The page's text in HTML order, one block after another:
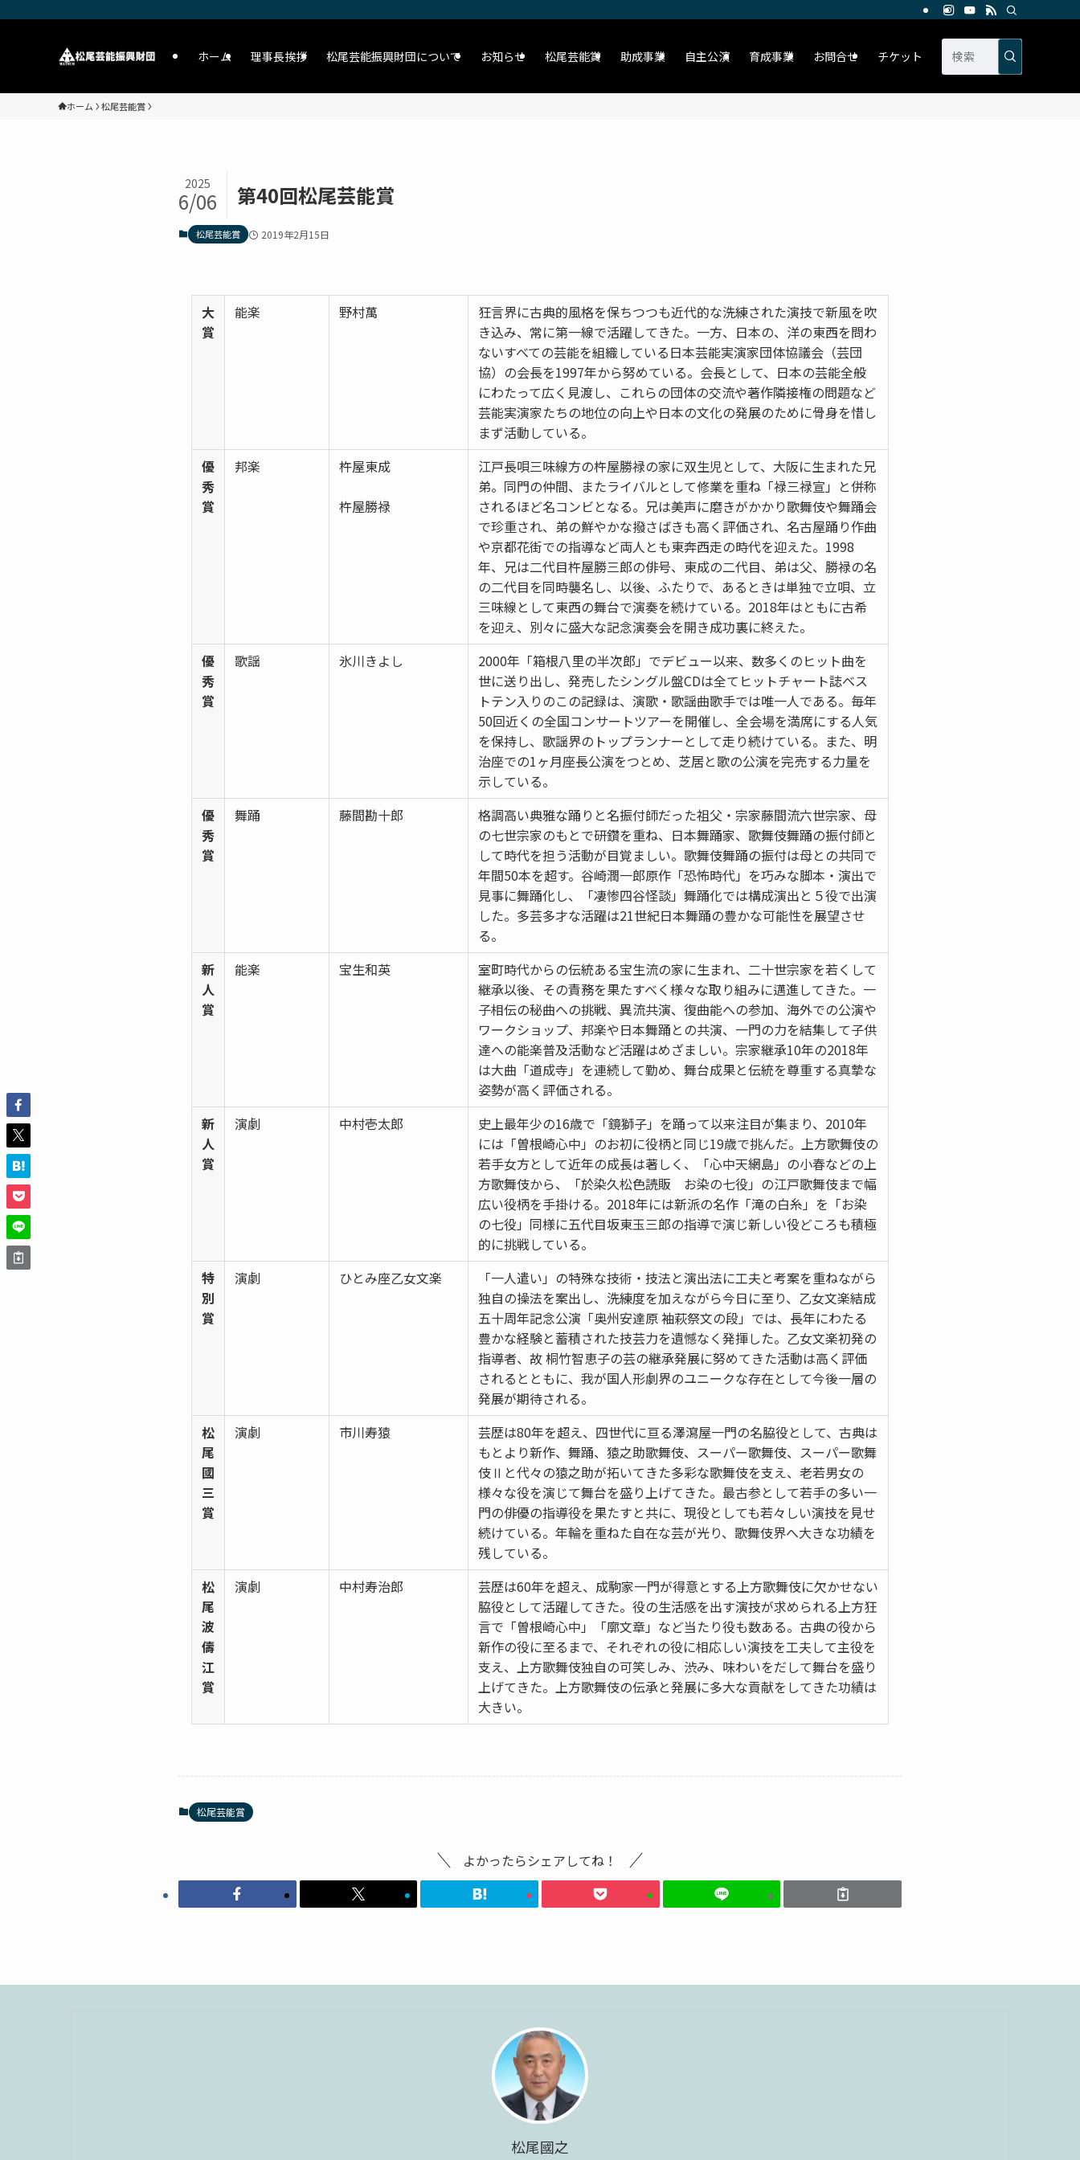
ホーム 理事長挨拶 松尾芸能振興財団について お知らせ 松尾芸能賞 助成事業 自主公演 育成事業 お問合せ チケット
ホーム 松尾芸能賞
第40回松尾芸能賞
2025
6/06
松尾芸能賞 2019年2月15日
大
賞
能楽 野村萬
狂言界に古典的風格を保ちつつも近代的な洗練された演技で新風を吹
き込み、常に第一線で活躍してきた。一方、日本の、洋の東西を問わ
ないすべての芸能を組織している日本芸能実演家団体協議会（芸団
協）の会長を1997年から努めている。会長として、日本の芸能全般
にわたって広く見渡し、これらの団体の交流や著作隣接権の問題など
芸能実演家たちの地位の向上や日本の文化の発展のために骨身を惜し
まず活動している。
優
秀
賞
邦楽 杵屋東成
杵屋勝禄
江戸長唄三味線方の杵屋勝禄の家に双生児として、大阪に生まれた兄
弟。同門の仲間、またライバルとして修業を重ね「禄三禄宣」と併称
されるほど名コンビとなる。兄は美声に磨きがかかり歌舞伎や舞踊会
で珍重され、弟の鮮やかな撥さばきも高く評価され、名古屋踊り作曲
や京都花街での指導など両人とも東奔西走の時代を迎えた。1998
年、兄は二代目杵屋勝三郎の俳号、東成の二代目、弟は父、勝禄の名
の二代目を同時襲名し、以後、ふたりで、あるときは単独で立唄、立
三味線として東西の舞台で演奏を続けている。2018年はともに古希
を迎え、別々に盛大な記念演奏会を開き成功裏に終えた。
優
秀
賞
歌謡 氷川きよし
2000年「箱根八里の半次郎」でデビュー以来、数多くのヒット曲を
世に送り出し、発売したシングル盤CDは全てヒットチャート誌ベス
トテン入りのこの記録は、演歌・歌謡曲歌手では唯一人である。毎年
50回近くの全国コンサートツアーを開催し、全会場を満席にする人気
を保持し、歌謡界のトップランナーとして走り続けている。また、明
治座での1ヶ月座長公演をつとめ、芝居と歌の公演を完売する力量を
示している。
優
秀
賞
舞踊 藤間勘十郎
格調高い典雅な踊りと名振付師だった祖父・宗家藤間流六世宗家、母
の七世宗家のもとで研鑽を重ね、日本舞踊家、歌舞伎舞踊の振付師と
して時代を担う活動が目覚ましい。歌舞伎舞踊の振付は母との共同で
年間50本を超す。谷崎潤一郎原作「恐怖時代」を巧みな脚本・演出で
見事に舞踊化し、「凄惨四谷怪談」舞踊化では構成演出と５役で出演
した。多芸多才な活躍は21世紀日本舞踊の豊かな可能性を展望させ
る。
新
人
賞
能楽 宝生和英
室町時代からの伝統ある宝生流の家に生まれ、二十世宗家を若くして
継承以後、その責務を果たすべく様々な取り組みに邁進してきた。一
子相伝の秘曲への挑戦、異流共演、復曲能への参加、海外での公演や
ワークショップ、邦楽や日本舞踊との共演、一門の力を結集して子供
達への能楽普及活動など活躍はめざましい。宗家継承10年の2018年
は大曲「道成寺」を連続して勤め、舞台成果と伝統を尊重する真摯な
姿勢が高く評価される。
新
人
賞
演劇 中村壱太郎
史上最年少の16歳で「鏡獅子」を踊って以来注目が集まり、2010年
には「曽根崎心中」のお初に役柄と同じ19歳で挑んだ。上方歌舞伎の
若手女方として近年の成長は著しく、「心中天網島」の小春などの上
方歌舞伎から、「於染久松色読販 お染の七役」の江戸歌舞伎まで幅
広い役柄を手掛ける。2018年には新派の名作「滝の白糸」を「お染
の七役」同様に五代目坂東玉三郎の指導で演じ新しい役どころも積極
的に挑戦している。
特
別
賞
演劇 ひとみ座乙女文楽
「一人遣い」の特殊な技術・技法と演出法に工夫と考案を重ねながら
独自の操法を案出し、洗練度を加えながら今日に至り、乙女文楽結成
五十周年記念公演「奥州安達原 袖萩祭文の段」では、長年にわたる
豊かな経験と蓄積された技芸力を遺憾なく発揮した。乙女文楽初発の
指導者、故 桐竹智恵子の芸の継承発展に努めてきた活動は高く評価
されるとともに、我が国人形劇界のユニークな存在として今後一層の
発展が期待される。
松
尾
國
三
賞
演劇 市川寿猿
芸歴は80年を超え、四世代に亘る澤瀉屋一門の名脇役として、古典は
もとより新作、舞踊、猿之助歌舞伎、スーパー歌舞伎、スーパー歌舞
伎Ⅱと代々の猿之助が拓いてきた多彩な歌舞伎を支え、老若男女の
様々な役を演じて舞台を盛り上げてきた。最古参として若手の多い一
門の俳優の指導役を果たすと共に、現役としても若々しい演技を見せ
続けている。年輪を重ねた自在な芸が光り、歌舞伎界へ大きな功績を
残している。
松
尾
波
儔
江
賞
演劇 中村寿治郎
芸歴は60年を超え、成駒家一門が得意とする上方歌舞伎に欠かせない
脇役として活躍してきた。役の生活感を出す演技が求められる上方狂
言で「曽根崎心中」「廓文章」など当たり役も数ある。古典の役から
新作の役に至るまで、それぞれの役に相応しい演技を工夫して主役を
支え、上方歌舞伎独自の可笑しみ、渋み、味わいをだして舞台を盛り
上げてきた。上方歌舞伎の伝承と発展に多大な貢献をしてきた功績は
大きい。
松尾芸能賞
よかったらシェアしてね！
松尾國之